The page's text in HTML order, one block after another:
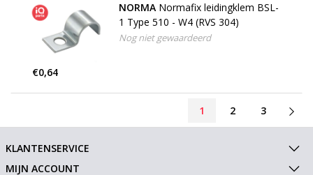
NORMA Normafix leidingklem BSL-
1 Type 510 - W4 (RVS 304)
Nog niet gewaardeerd
€0,64
1 2 3
KLANTENSERVICE
MIJN ACCOUNT